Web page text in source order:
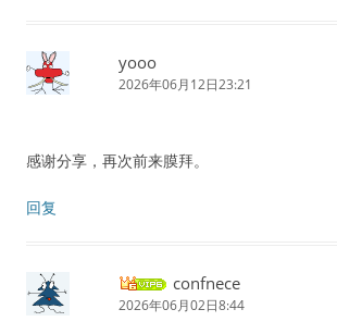
yooo
2026年06月12日23:21
感谢分享，再次前来膜拜。
回复
confnece
2026年06月02日8:44